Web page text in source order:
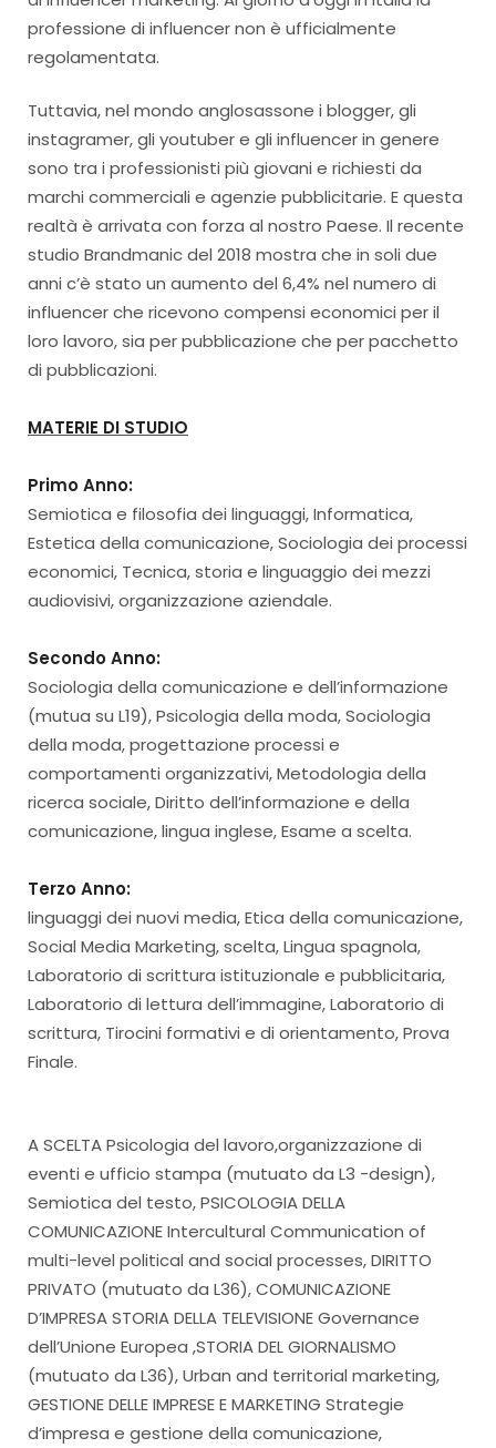
professione di influencer non è ufficialmente
regolamentata.
Tuttavia, nel mondo anglosassone i blogger, gli
instagramer, gli youtuber e gli influencer in genere
sono tra i professionisti più giovani e richiesti da
marchi commerciali e agenzie pubblicitarie. E questa
realtà è arrivata con forza al nostro Paese. Il recente
studio Brandmanic del 2018 mostra che in soli due
anni c’è stato un aumento del 6,4% nel numero di
influencer che ricevono compensi economici per il
loro lavoro, sia per pubblicazione che per pacchetto
di pubblicazioni.
MATERIE DI STUDIO
Primo Anno:
Semiotica e filosofia dei linguaggi, Informatica,
Estetica della comunicazione, Sociologia dei processi
economici, Tecnica, storia e linguaggio dei mezzi
audiovisivi, organizzazione aziendale.
Secondo Anno:
Sociologia della comunicazione e dell’informazione
(mutua su L19), Psicologia della moda, Sociologia
della moda, progettazione processi e
comportamenti organizzativi, Metodologia della
ricerca sociale, Diritto dell’informazione e della
comunicazione, lingua inglese, Esame a scelta.
Terzo Anno:
linguaggi dei nuovi media, Etica della comunicazione,
Social Media Marketing, scelta, Lingua spagnola,
Laboratorio di scrittura istituzionale e pubblicitaria,
Laboratorio di lettura dell’immagine, Laboratorio di
scrittura, Tirocini formativi e di orientamento, Prova
Finale.
A SCELTA Psicologia del lavoro,organizzazione di
eventi e ufficio stampa (mutuato da L3 -design),
Semiotica del testo, PSICOLOGIA DELLA
COMUNICAZIONE Intercultural Communication of
multi-level political and social processes, DIRITTO
PRIVATO (mutuato da L36), COMUNICAZIONE
D’IMPRESA STORIA DELLA TELEVISIONE Governance
dell’Unione Europea ,STORIA DEL GIORNALISMO
(mutuato da L36), Urban and territorial marketing,
GESTIONE DELLE IMPRESE E MARKETING Strategie
d’impresa e gestione della comunicazione,